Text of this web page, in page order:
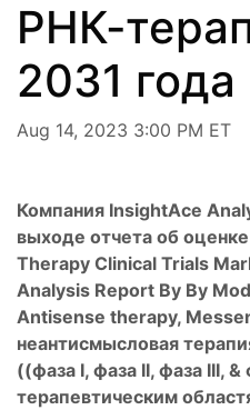
РНК-
2031 года
Aug 14, 2023 3:00 PM ET
Компания InsightAce
выходе отчета об
Therapy Clinical Trials
Analysis Report By By
Antisense therapy,
неантисмысловая
((фаза I, фаза II, фаза III,
терапевтическим